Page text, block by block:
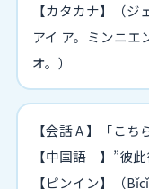
【カタカナ】（
アイ ア。ミンニエ
オ。）
【会話 A 】「こち
【中国語 】”彼此
【ピンイン】（Bǐcǐ